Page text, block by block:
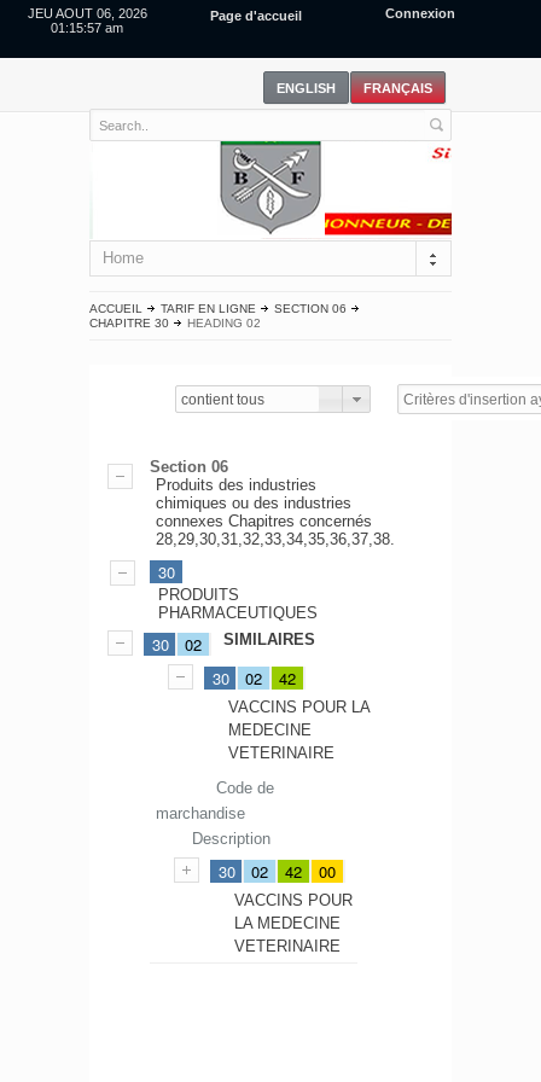
JEU AOUT 06, 2026
01:15:58 am
Page d'accueil Connexion
Home
ACCUEIL TARIF EN LIGNE
SECTION 06
CHAPITRE 30
HEADING 02
contient tous
Section 06
Produits des industries
chimiques ou des industries
connexes Chapitres concernés
28,29,30,31,32,33,34,35,36,37,38.
30
PRODUITS
PHARMACEUTIQUES
30 02 SIMILAIRES
30 02 42
VACCINS POUR LA
MEDECINE
VETERINAIRE
Code de
marchandise
Description
30 02 42 00
VACCINS POUR
LA MEDECINE
VETERINAIRE